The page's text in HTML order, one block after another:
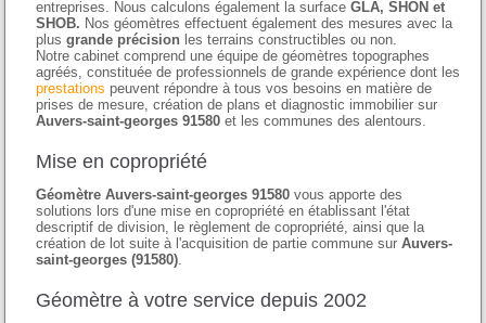
entreprises. Nous calculons également la surfaceGLA, SHON et
SHOB. Nos géomètres effectuent également des mesures avec la
plusgrande précision les terrains constructibles ou non.
Notre cabinet comprend une équipe de géomètres topographes
agréés, constituée de professionnels de grande expérience dont les
prestations peuvent répondre à tous vos besoins en matière de
prises de mesure, création de plans et diagnostic immobilier sur
Auvers-saint-georges 91580 et les communes des alentours.
Mise en copropriété
Géomètre Auvers-saint-georges 91580 vous apporte des
solutions lors d'une mise en copropriété en établissant l'état
descriptif de division, le règlement de copropriété, ainsi que la
création de lot suite à l'acquisition de partie commune surAuvers-
saint-georges (91580)
Géomètre à votre service depuis 2002